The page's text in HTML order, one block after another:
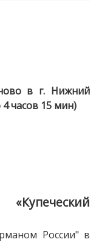
в г. Нижний
часов 15 мин)
России" в